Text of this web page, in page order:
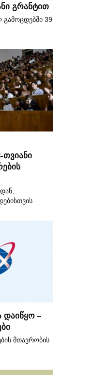
გრანტით
39
თვიანი
დაიწყო –
მთავრობის